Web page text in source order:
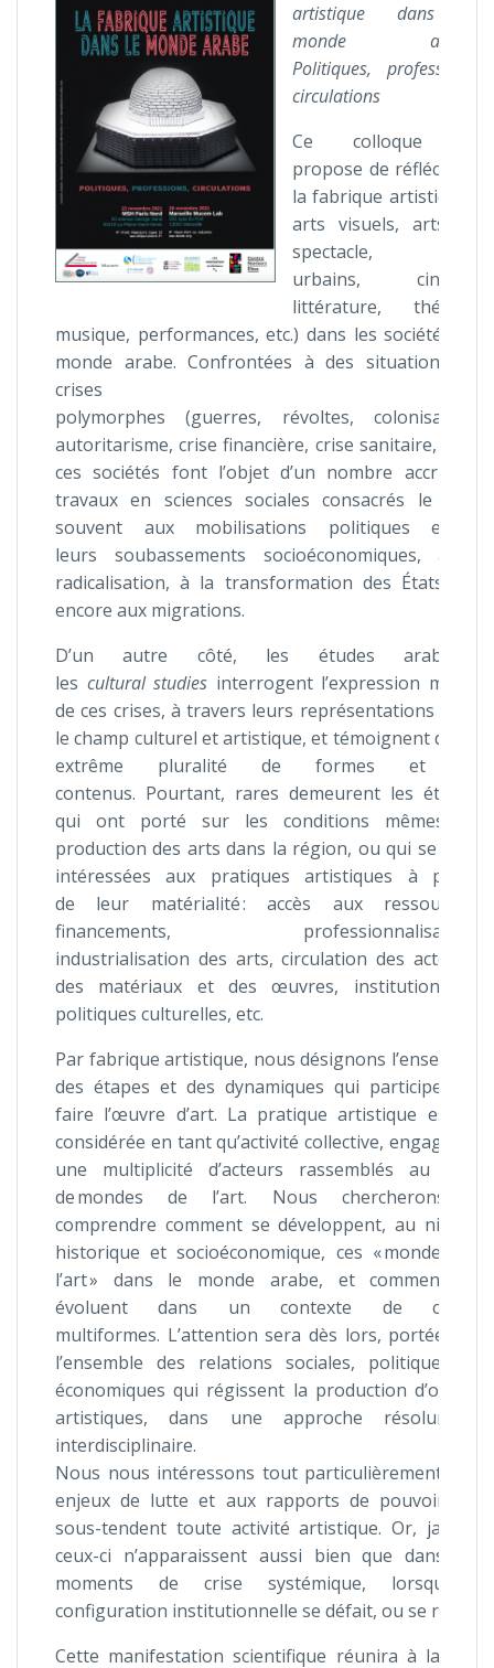
artistique dans le
monde arabe,
Politiques, professions,
circulations
Ce colloque se
propose de réfléchir à
la fabrique artistique (
arts visuels, arts du
spectacle, arts
urbains, cinéma,
littérature, théâtre,
musique, performances, etc.) dans les sociétés du
monde arabe. Confrontées à des situations de
crises
polymorphes (guerres, révoltes, colonisation,
autoritarisme, crise financière, crise sanitaire, etc.),
ces sociétés font l’objet d’un nombre accru de
travaux en sciences sociales consacrés le plus
souvent aux mobilisations politiques et à
leurs soubassements socioéconomiques, à la
radicalisation, à la transformation des États, ou
encore aux migrations.
D’un autre côté, les études arabes et
les culturalstudies interrogent l’expression même
de ces crises, à travers leurs représentations dans
le champ culturel et artistique, et témoignent d’une
extrême pluralité de formes et de
contenus. Pourtant, rares demeurent les études
qui ont porté sur les conditions mêmes de
production des arts dans la région, ou qui se sont
intéressées aux pratiques artistiques à partir
de leur matérialité : accès aux ressources,
financements, professionnalisation,
industrialisation des arts, circulation des acteurs,
des matériaux et des œuvres, institutions et
politiques culturelles, etc.
Par fabrique artistique, nous désignons l’ensemble
des étapes et des dynamiques qui participent à
faire l’œuvre d’art. La pratique artistique est ici
considérée en tant qu’activité collective, engageant
une multiplicité d’acteurs rassemblés au sein
de mondes de l’art. Nous chercherons à
comprendre comment se développent, au niveau
historique et socioéconomique, ces « mondes de
l’art » dans le monde arabe, et comment ils
évoluent dans un contexte de crises
multiformes. L’attention sera dès lors, portée sur
l’ensemble des relations sociales, politiques et
économiques qui régissent la production d’objets
artistiques, dans une approche résolument
interdisciplinaire.
Nous nous intéressons tout particulièrement aux
enjeux de lutte et aux rapports de pouvoir qui
sous-tendent toute activité artistique. Or, jamais
ceux-ci n’apparaissent aussi bien que dans les
moments de crise systémique, lorsqu’une
configuration institutionnelle se défait, ou se refait.
Cette manifestation scientifique réunira à la fois